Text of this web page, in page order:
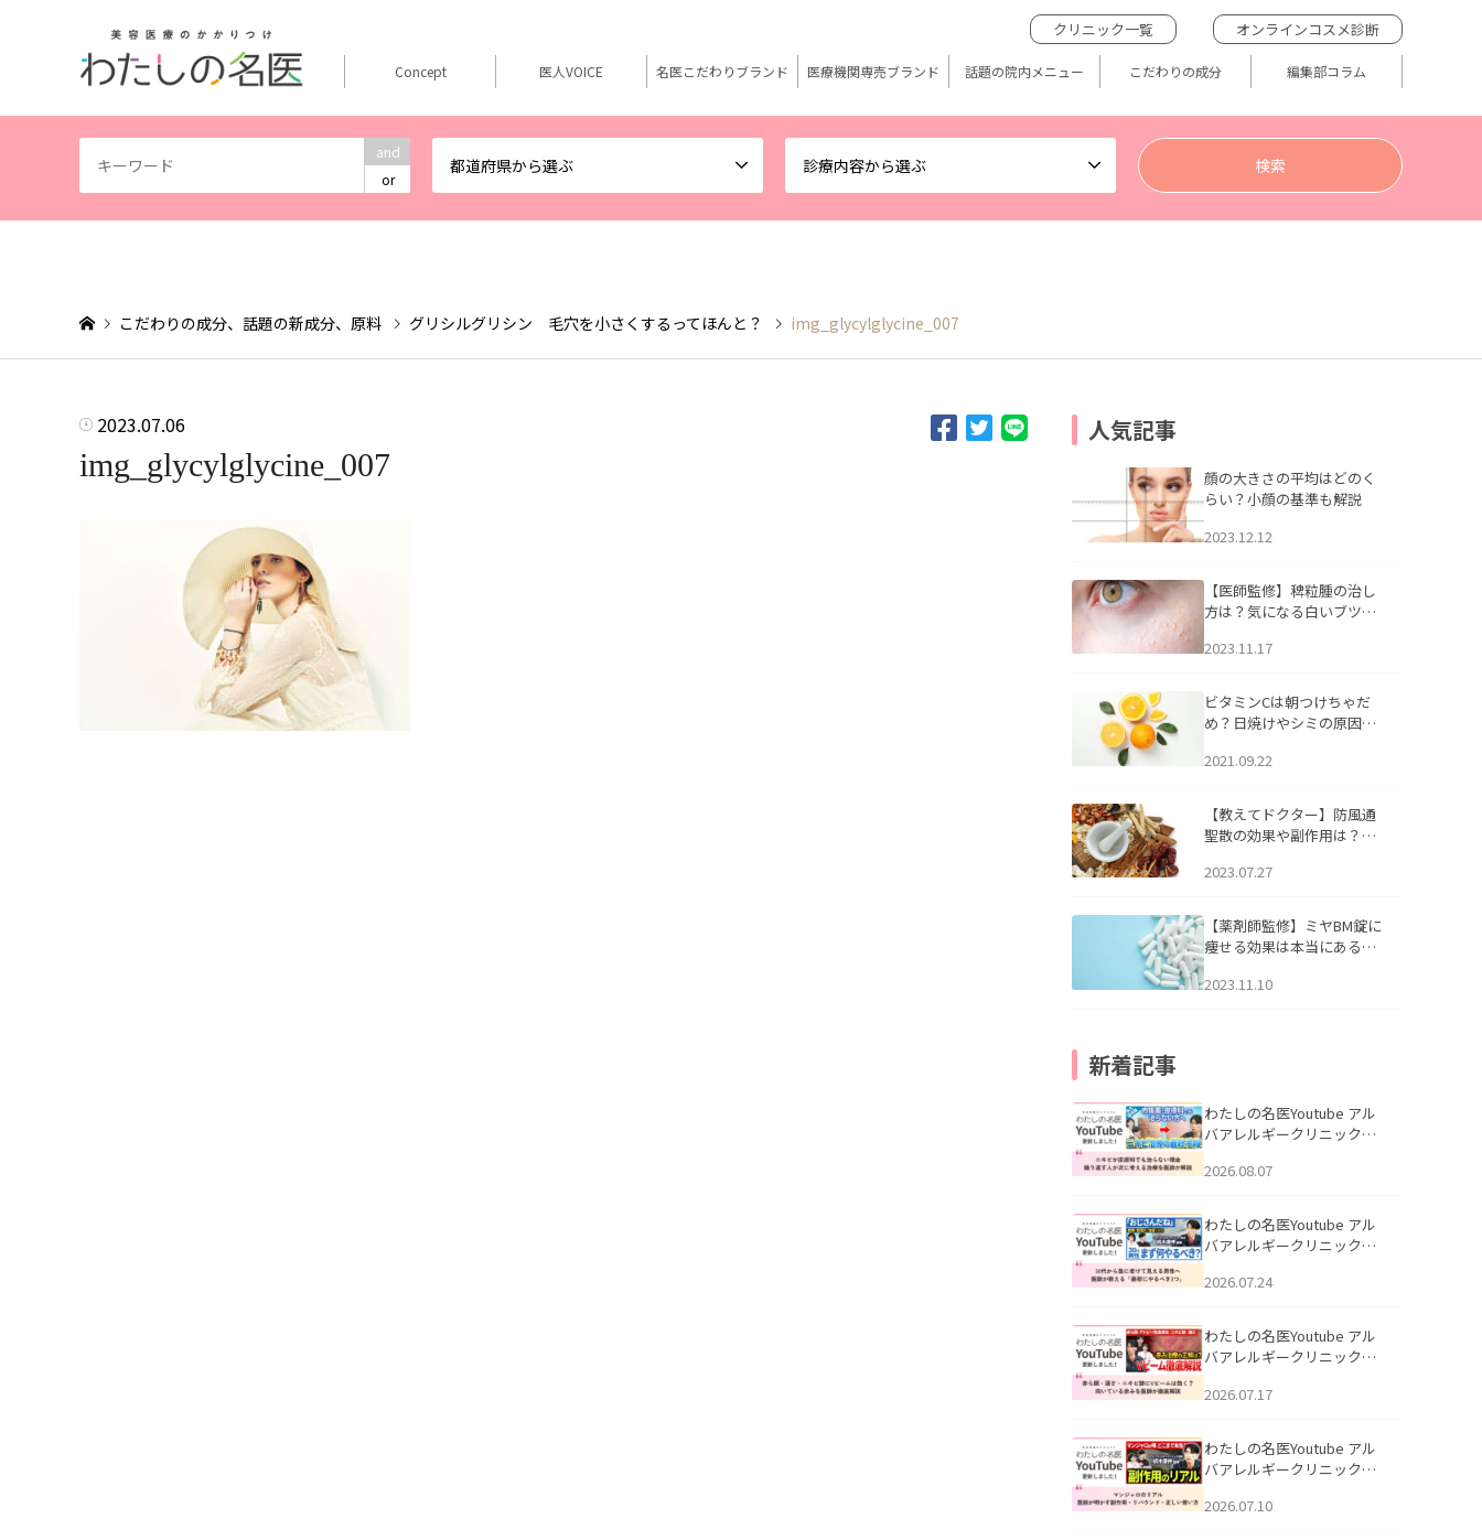
and
or
都道府県から選ぶ 診療内容から選ぶ
クリニック一覧 オンラインコスメ診断
Concept 医人VOICE 名医こだわりブランド 医療機関専売ブランド 話題の院内メニュー こだわりの成分 編集部コラム
こだわりの成分、話題の新成分、原料 グリシルグリシン 毛穴を小さくするってほんと？ img_glycylglycine_007
2023.07.06
img_glycylglycine_007
人気記事
顔の大きさの平均はどのく
らい？小顔の基準も解説
2023.12.12
【医師監修】稗粒腫の治し
方は？気になる白いブツブ
アについて
2023.11.17
ビタミンCは朝つけちゃだ
め？日焼けやシミの原因に
2021.09.22
【教えてドクター】防風通
聖散の効果や副作用は？長
2023.07.27
【薬剤師監修】ミヤBM錠に
痩せる効果は本当にある
2023.11.10
新着記事
わたしの名医Youtube アル
バアレルギークリニック札
らない理由｜繰り返す人が
説」を公開いたしました。
2026.08.07
わたしの名医Youtube アル
バアレルギークリニック札
える男性へ｜医師が教える
公開いたしました。
2026.07.24
わたしの名医Youtube アル
バアレルギークリニック札
跡にVビームは効く？向いて
説」を公開いたしました。
2026.07.17
わたしの名医Youtube アル
バアレルギークリニック札
医師が明かす副作用・リバ
2026.07.10